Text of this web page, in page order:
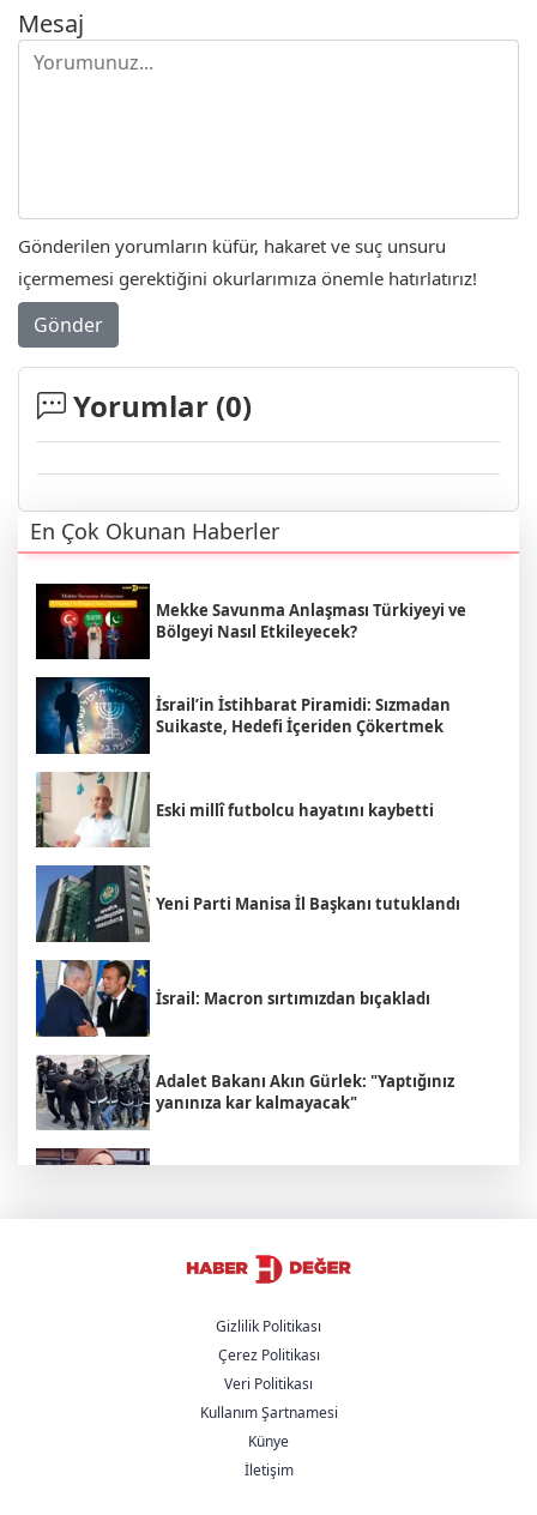
Mesaj
Gönderilen yorumların küfür, hakaret ve suç unsuru
içermemesi gerektiğini okurlarımıza önemle hatırlatırız!
Gönder
Yorumlar (0)
En Çok Okunan Haberler
Mekke Savunma Anlaşması Türkiyeyi ve
Bölgeyi Nasıl Etkileyecek?
İsrail’in İstihbarat Piramidi: Sızmadan
Suikaste, Hedefi İçeriden Çökertmek
Eski millî futbolcu hayatını kaybetti
Yeni Parti Manisa İl Başkanı tutuklandı
İsrail: Macron sırtımızdan bıçakladı
Adalet Bakanı Akın Gürlek: "Yaptığınız
yanınıza kar kalmayacak"
İran'dan Hürmüz Boğazı açıklaması:
"Boğazın açılması şartlara bağlı"
Çanakkale sahilinde savaş mühimmatı
Cumhurbaşkanı Yardımcısı'ndan 'Mekke
Paktı' açıklaması: "NATO'ya alternatif
Gizlilik Politikası
Çerez Politikası
Veri Politikası
Kullanım Şartnamesi
Künye
İletişim